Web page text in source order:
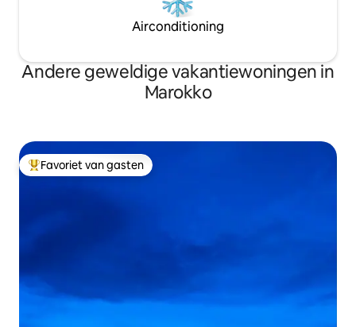
Airconditioning
Andere geweldige vakantiewoningen in
Marokko
Topfavoriet van gasten
Favoriet van gasten